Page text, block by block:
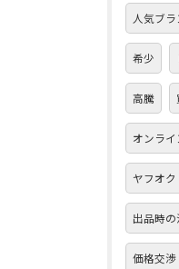
人気ブラ
希少
高騰
オンラ
ヤフオク
出品時の
価格交渉